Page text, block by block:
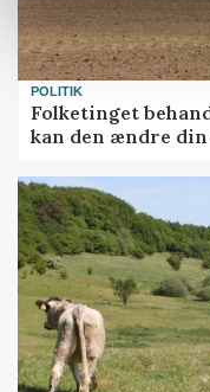
POLITIK
Folketinget
kan den ændre